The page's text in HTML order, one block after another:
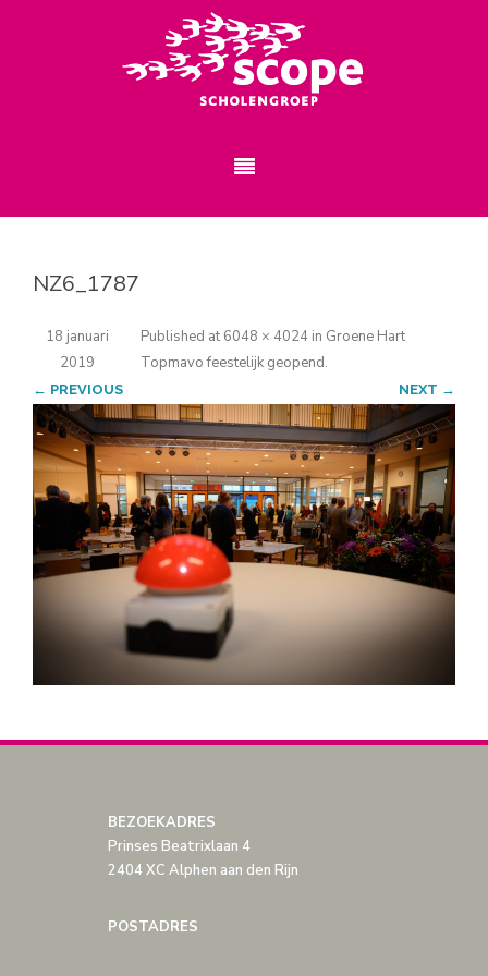
NZ6_1787
Published
18 januari
2019
at 6048 × 4024 in Groene Hart
Topmavo feestelijk geopend.
← PREVIOUS NEXT →
BEZOEKADRES
Prinses Beatrixlaan 4
2404 XC Alphen aan den Rijn
POSTADRES